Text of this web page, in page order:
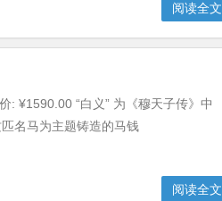
阅读全文
: ¥1590.00 “白义” 为《穆天子传》中
匹名马为主题铸造的马钱
阅读全文